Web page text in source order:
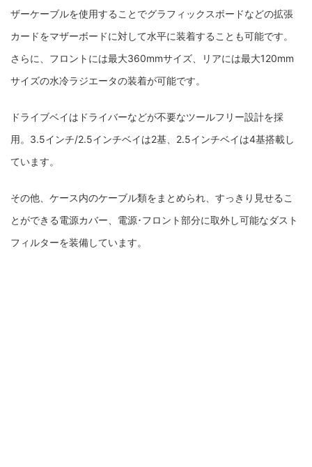
ザーケーブルを使用することでグラフィックスボードなどの拡張
カードをマザーボードに対して水平に装着することも可能です。
さらに、フロントには最大360mmサイズ、リアには最大120mm
サイズの水冷ラジエータの装着が可能です。
ドライブベイはドライバーなどが不要なツールフリー設計を採
用。3.5インチ/2.5インチベイは2基、2.5インチベイは4基搭載し
ています。
その他、ケース内のケーブル類をまとめられ、すっきり見せるこ
とができる電源カバー、電源･フロント部分に取外し可能なダスト
フィルターを装備しています。